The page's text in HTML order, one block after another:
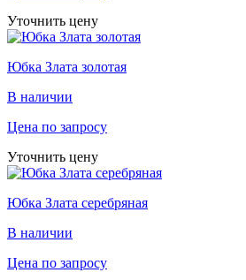
Уточнить цену
Юбка Злата золотая
В наличии
Цена по запросу
Уточнить цену
Юбка Злата серебряная
В наличии
Цена по запросу